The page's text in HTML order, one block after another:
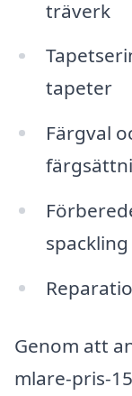
träverk
tapeter
Färgval
Genom att
mlare-pris-